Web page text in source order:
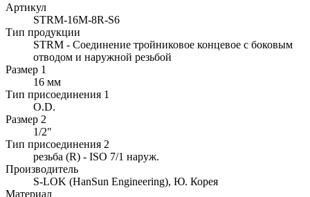
Артикул
STRM-16M-8R-S6
Тип продукции
STRM - Соединение тройниковое концевое с боковым
отводом и наружной резьбой
Размер 1
16 мм
Тип присоединения 1
O.D.
Размер 2
1/2"
Тип присоединения 2
резьба (R) - ISO 7/1 наруж.
Производитель
S-LOK (HanSun Engineering), Ю. Корея
Материал